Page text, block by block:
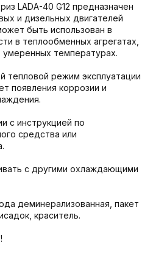
LADA-40 G12 предназначен
и дизельных двигателей
быть использован в
в теплообменных агрегатах,
температурах.
тепловой режим эксплуатации
появления коррозии и
с инструкцией по
средства или
с другими охлаждающими
деминерализованная, пакет
краситель.